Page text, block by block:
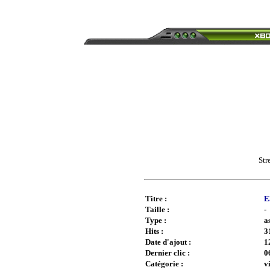
Titre :
Taille :
-
Type :
Hits :
Date d'ajout :
Dernier clic :
Catégorie :